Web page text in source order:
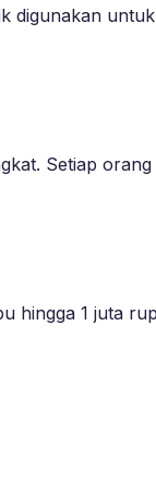
digunakan
Setiap
hingga 1 juta